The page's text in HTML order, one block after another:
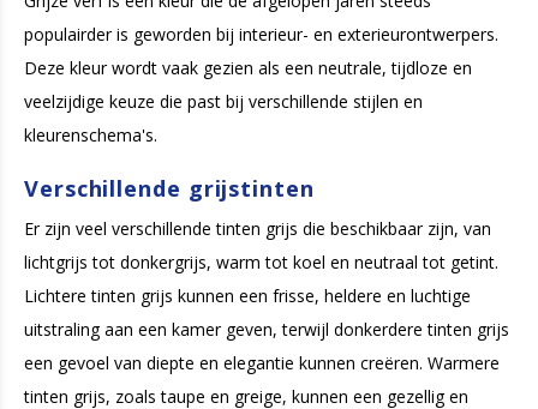
populairder is geworden bij interieur- en exterieurontwerpers.
Deze kleur wordt vaak gezien als een neutrale, tijdloze en
veelzijdige keuze die past bij verschillende stijlen en
kleurenschema's.
Verschillende grijstinten
Er zijn veel verschillende tinten grijs die beschikbaar zijn, van
lichtgrijs tot donkergrijs, warm tot koel en neutraal tot getint.
Lichtere tinten grijs kunnen een frisse, heldere en luchtige
uitstraling aan een kamer geven, terwijl donkerdere tinten grijs
een gevoel van diepte en elegantie kunnen creëren. Warmere
tinten grijs, zoals taupe en greige, kunnen een gezellig en